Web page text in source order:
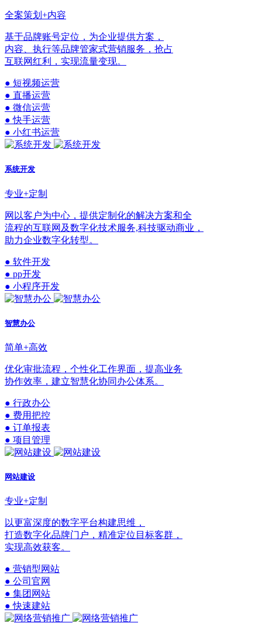
全案策划+内容
基于品牌账号定位，为企业提供方案，
内容、执行等品牌管家式营销服务，抢占
互联网红利，实现流量变现。
● 短视频运营
● 直播运营
● 微信运营
● 快手运营
● 小红书运营
系统开发
专业+定制
网以客户为中心，提供定制化的解决方案和全
流程的互联网及数字化技术服务,科技驱动商业，
助力企业数字化转型。
● 软件开发
● pp开发
● 小程序开发
智慧办公
简单+高效
优化审批流程，个性化工作界面，提高业务
协作效率，建立智慧化协同办公体系。
● 行政办公
● 费用把控
● 订单报表
● 项目管理
网站建设
专业+定制
以更富深度的数字平台构建思维，
打造数字化品牌门户，精准定位目标客群，
实现高效获客。
● 营销型网站
● 公司官网
● 集团网站
● 快速建站